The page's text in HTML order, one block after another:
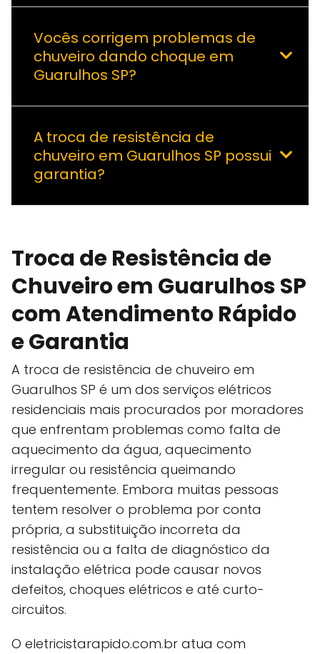
Vocês corrigem problemas de
chuveiro dando choque em
Guarulhos SP?
A troca de resistência de
chuveiro em Guarulhos SP possui
garantia?
Troca de Resistência de
Chuveiro em Guarulhos SP
com Atendimento Rápido
e Garantia
A troca de resistência de chuveiro em
Guarulhos SP é um dos serviços elétricos
residenciais mais procurados por moradores
que enfrentam problemas como falta de
aquecimento da água, aquecimento
irregular ou resistência queimando
frequentemente. Embora muitas pessoas
tentem resolver o problema por conta
própria, a substituição incorreta da
resistência ou a falta de diagnóstico da
instalação elétrica pode causar novos
defeitos, choques elétricos e até curto-
circuitos.
O eletricistarapido.com.br atua com